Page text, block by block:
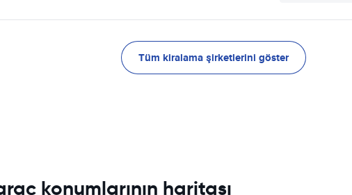
Tüm kiralama şirketlerini göster
konumlarının haritası